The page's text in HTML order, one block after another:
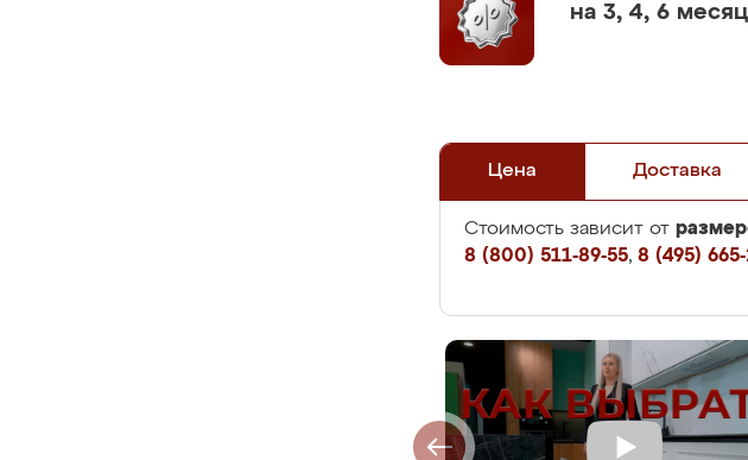
на 3, 4, 6
Цена Доставка
Стоимость зависит от
8 (800) 511-89-55, 8 (495)